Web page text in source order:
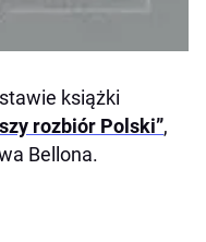
książki
rozbiór Polski”,
Bellona.